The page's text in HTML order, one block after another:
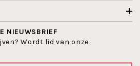
NIEUWSBRIEF
Wordt lid van onze